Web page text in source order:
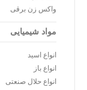
واکس زن برقی
مواد شیمیایی
انواع اسید
انواع باز
انواع حلال صنعتی